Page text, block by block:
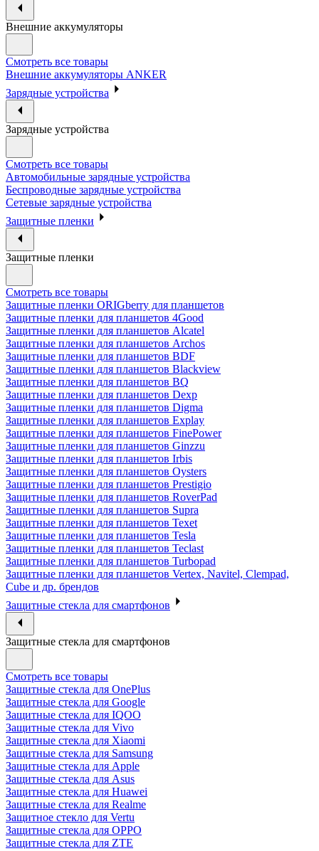
Внешние аккумуляторы
Смотреть все товары
Внешние аккумуляторы ANKER
Зарядные устройства
Зарядные устройства
Смотреть все товары
Автомобильные зарядные устройства
Беспроводные зарядные устройства
Сетевые зарядные устройства
Защитные пленки
Защитные пленки
Смотреть все товары
Защитные пленки ORIGberry для планшетов
Защитные пленки для планшетов 4Good
Защитные пленки для планшетов Alcatel
Защитные пленки для планшетов Archos
Защитные пленки для планшетов BDF
Защитные пленки для планшетов Blackview
Защитные пленки для планшетов BQ
Защитные пленки для планшетов Dexp
Защитные пленки для планшетов Digma
Защитные пленки для планшетов Explay
Защитные пленки для планшетов FinePower
Защитные пленки для планшетов Ginzzu
Защитные пленки для планшетов Irbis
Защитные пленки для планшетов Oysters
Защитные пленки для планшетов Prestigio
Защитные пленки для планшетов RoverPad
Защитные пленки для планшетов Supra
Защитные пленки для планшетов Texet
Защитные пленки для планшетов Tesla
Защитные пленки для планшетов Teclast
Защитные пленки для планшетов Turbopad
Защитные пленки для планшетов Vertex, Navitel, Clempad,
Cube и др. брендов
Защитные стекла для смартфонов
Защитные стекла для смартфонов
Смотреть все товары
Защитные стекла для OnePlus
Защитные стекла для Google
Защитные стекла для IQOO
Защитные стекла для Vivo
Защитные стекла для Xiaomi
Защитные стекла для Samsung
Защитные стекла для Apple
Защитные стекла для Asus
Защитные стекла для Huawei
Защитные стекла для Realme
Защитное стекло для Vertu
Защитные стекла для OPPO
Защитные стекла для ZTE